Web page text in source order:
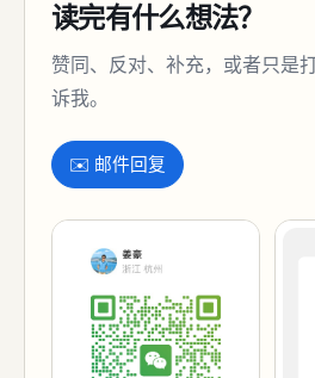
读完有什么想法？
赞同、反对、补充，或者只是
诉我。
✉️ 邮件回复